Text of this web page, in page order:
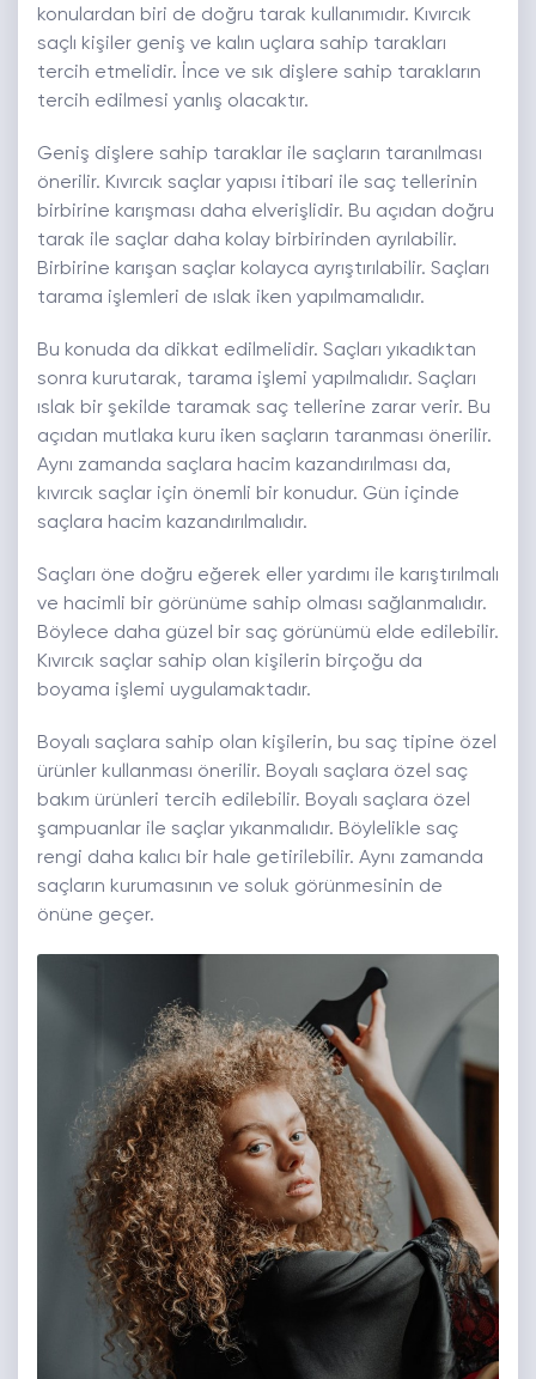
konulardan biri de doğru tarak kullanımıdır. Kıvırcık
saçlı kişiler geniş ve kalın uçlara sahip tarakları
tercih etmelidir. İnce ve sık dişlere sahip tarakların
tercih edilmesi yanlış olacaktır.
Geniş dişlere sahip taraklar ile saçların taranılması
önerilir. Kıvırcık saçlar yapısı itibari ile saç tellerinin
birbirine karışması daha elverişlidir. Bu açıdan doğru
tarak ile saçlar daha kolay birbirinden ayrılabilir.
Birbirine karışan saçlar kolayca ayrıştırılabilir. Saçları
tarama işlemleri de ıslak iken yapılmamalıdır.
Bu konuda da dikkat edilmelidir. Saçları yıkadıktan
sonra kurutarak, tarama işlemi yapılmalıdır. Saçları
ıslak bir şekilde taramak saç tellerine zarar verir. Bu
açıdan mutlaka kuru iken saçların taranması önerilir.
Aynı zamanda saçlara hacim kazandırılması da,
kıvırcık saçlar için önemli bir konudur. Gün içinde
saçlara hacim kazandırılmalıdır.
Saçları öne doğru eğerek eller yardımı ile karıştırılmalı
ve hacimli bir görünüme sahip olması sağlanmalıdır.
Böylece daha güzel bir saç görünümü elde edilebilir.
Kıvırcık saçlar sahip olan kişilerin birçoğu da
boyama işlemi uygulamaktadır.
Boyalı saçlara sahip olan kişilerin, bu saç tipine özel
ürünler kullanması önerilir. Boyalı saçlara özel saç
bakım ürünleri tercih edilebilir. Boyalı saçlara özel
şampuanlar ile saçlar yıkanmalıdır. Böylelikle saç
rengi daha kalıcı bir hale getirilebilir. Aynı zamanda
saçların kurumasının ve soluk görünmesinin de
önüne geçer.